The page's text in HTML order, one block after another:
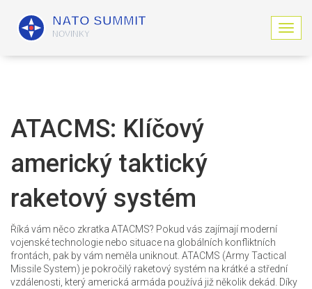
Z
o
ATACMS: Klíčový
americký taktický
raketový systém
Říká vám něco zkratka ATACMS? Pokud vás zajímají moderní
vojenské technologie nebo situace na globálních konfliktních
frontách, pak by vám neměla uniknout. ATACMS (Army Tactical
Missile System) je pokročilý raketový systém na krátké a střední
vzdálenosti, který americká armáda používá již několik dekád. Díky